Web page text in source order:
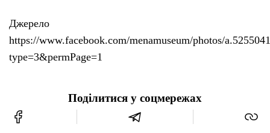
Джерело
https://www.facebook.com/menamuseum/photos/
type=3&permPage=1
Поділитися у соцмережах